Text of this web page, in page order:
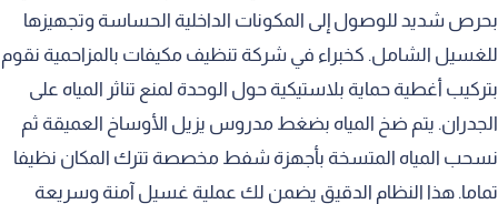
بحرص شديد للوصول إلى المكونات الداخلية الحساسة وتجهيزها
للغسيل الشامل. كخبراء في شركة تنظيف مكيفات بالمزاحمية نقوم
بتركيب أغطية حماية بلاستيكية حول الوحدة لمنع تناثر المياه على
الجدران. يتم ضخ المياه بضغط مدروس يزيل الأوساخ العميقة ثم
نسحب المياه المتسخة بأجهزة شفط مخصصة تترك المكان نظيفا
تماما. هذا النظام الدقيق يضمن لك عملية غسيل آمنة وسريعة